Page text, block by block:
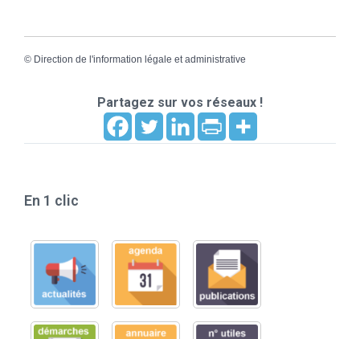
© Direction de l'information légale et administrative
Partagez sur vos réseaux !
En 1 clic